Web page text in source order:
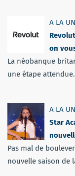
A LA
on
La néobanque
une étape
A LA
Star
Pas mal de
nouvelle saison de